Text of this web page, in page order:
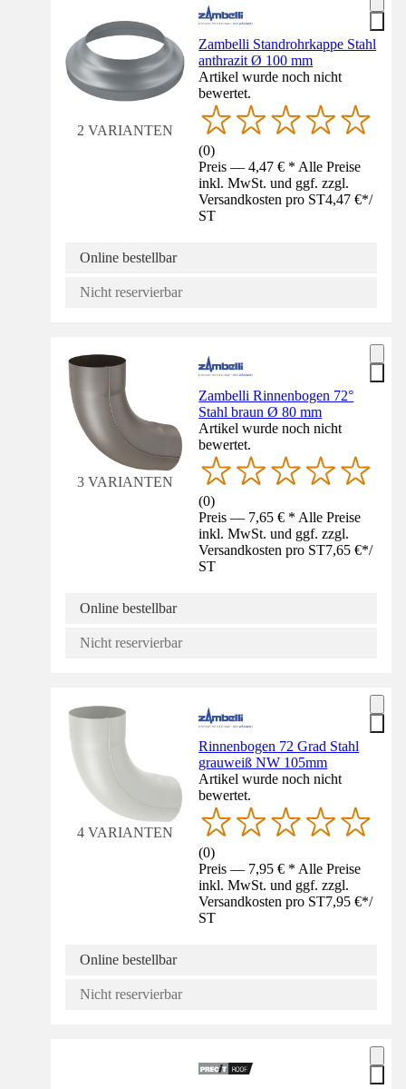
2 VARIANTEN
Zambelli Standrohrkappe Stahl
anthrazit Ø 100 mm
Artikel wurde noch nicht
bewertet.
(0)
Preis — 4,47 € * Alle Preise
inkl. MwSt. und ggf. zzgl.
Versandkosten pro ST4,47 €*/
ST
Online bestellbar
Nicht reservierbar
3 VARIANTEN
Zambelli Rinnenbogen 72°
Stahl braun Ø 80 mm
Artikel wurde noch nicht
bewertet.
(0)
Preis — 7,65 € * Alle Preise
inkl. MwSt. und ggf. zzgl.
Versandkosten pro ST7,65 €*/
ST
Online bestellbar
Nicht reservierbar
4 VARIANTEN
Rinnenbogen 72 Grad Stahl
grauweiß NW 105mm
Artikel wurde noch nicht
bewertet.
(0)
Preis — 7,95 € * Alle Preise
inkl. MwSt. und ggf. zzgl.
Versandkosten pro ST7,95 €*/
ST
Online bestellbar
Nicht reservierbar